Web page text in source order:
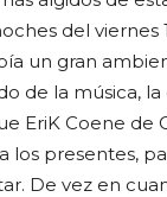
del viernes
un gran
de la música, la
EriK Coene de
los presentes,
De vez en